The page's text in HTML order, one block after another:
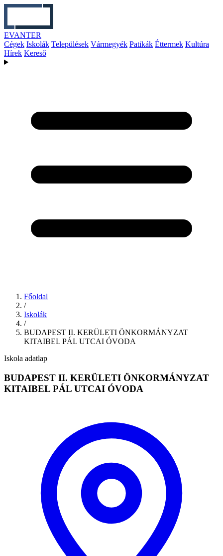
EVANTER
Cégek Iskolák Települések Vármegyék Patikák Éttermek Kultúra
Hírek Kereső
Főoldal
/
Iskolák
/
BUDAPEST II. KERÜLETI ÖNKORMÁNYZAT
KITAIBEL PÁL UTCAI ÓVODA
Iskola adatlap
BUDAPEST II. KERÜLETI ÖNKORMÁNYZAT
KITAIBEL PÁL UTCAI ÓVODA